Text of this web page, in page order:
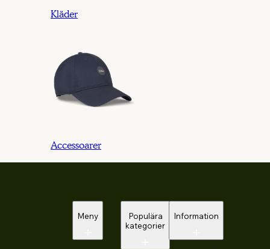
Kläder
Accessoarer
Meny
Populära
kategorier
Information